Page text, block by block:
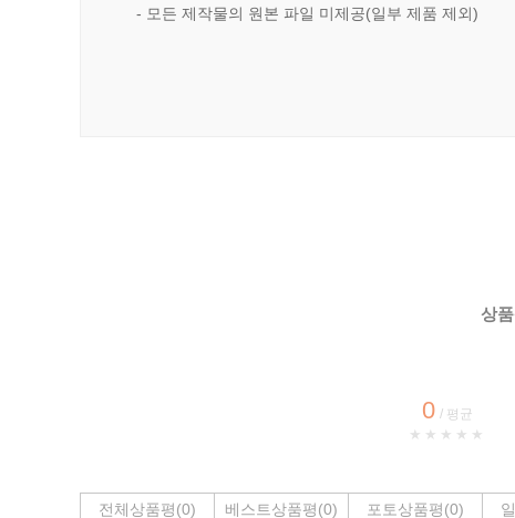
- 모든 제작물의 원본 파일 미제공(일부 제품 제외)
상
0 / 평균
★★★★★
전체상품평(0) 베스트상품평(0) 포토상품평(0)